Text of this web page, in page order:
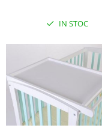
IN STOC